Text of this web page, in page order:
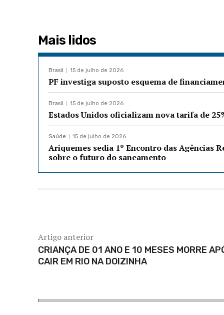
Mais lidos
Brasil 15 de julho de 2026
PF investiga suposto esquema de
Brasil 15 de julho de 2026
Estados Unidos oficializam nova tarifa de
Saúde 15 de julho de 2026
Ariquemes sedia 1º Encontro das Agências
sobre o futuro do saneamento
Artigo anterior
CRIANÇA DE 01 ANO E 10 MESES MORRE
CAIR EM RIO NA DOIZINHA